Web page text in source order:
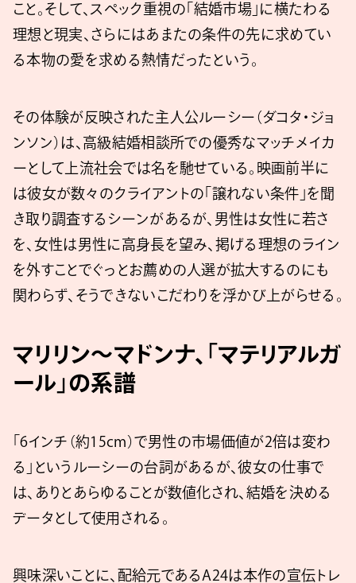
こと。そして、スペック重視の「結婚市場」に横たわる
理想と現実、さらにはあまたの条件の先に求めてい
る本物の愛を求める熱情だったという。
その体験が反映された主人公ルーシー（ダコタ・ジョ
ンソン）は、高級結婚相談所での優秀なマッチメイカ
ーとして上流社会では名を馳せている。映画前半に
は彼女が数々のクライアントの「譲れない条件」を聞
き取り調査するシーンがあるが、男性は女性に若さ
を、女性は男性に高身長を望み、掲げる理想のライン
を外すことでぐっとお薦めの人選が拡大するのにも
関わらず、そうできないこだわりを浮かび上がらせる。
マリリン〜マドンナ、「マテリアルガ
ール」の系譜
「6インチ（約15cm）で男性の市場価値が2倍は変わ
る」というルーシーの台詞があるが、彼女の仕事で
は、ありとあらゆることが数値化され、結婚を決める
データとして使用される。
興味深いことに、配給元であるA24は本作の宣伝トレ